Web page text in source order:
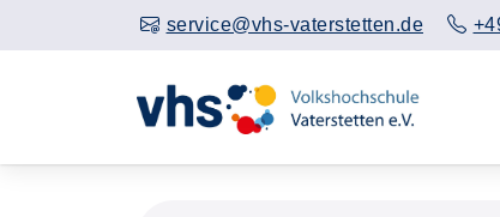
service@vhs-vaterstetten.de